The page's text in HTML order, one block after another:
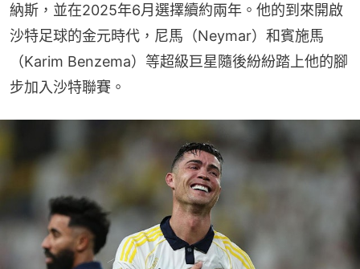
納斯，並在2025年6月選擇續約兩年。他的到來開啟
沙特足球的金元時代，尼馬（Neymar）和賓施馬
（Karim Benzema）等超級巨星隨後紛紛踏上他的腳
步加入沙特聯賽。